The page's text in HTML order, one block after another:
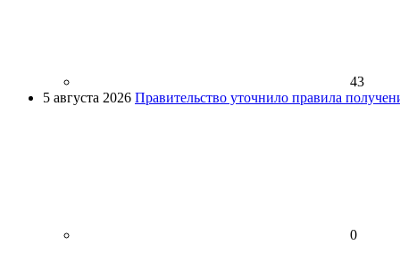
43
5 августа 2026 Правительство уточнило правила
0